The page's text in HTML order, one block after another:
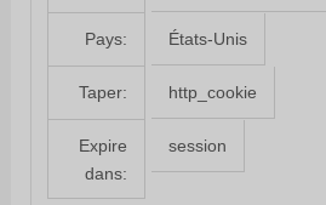
Pays: États-Unis
Taper: http_cookie
Expire
dans:
session